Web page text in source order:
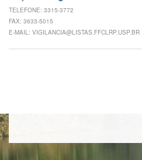
Contato
INTERNACIONALIZAÇÃO
Estudar
TELEFONE: 3315-3772
FAX: 3633-5015
E-MAIL: VIGILANCIA@LISTAS.FFCLRP.USP.BR